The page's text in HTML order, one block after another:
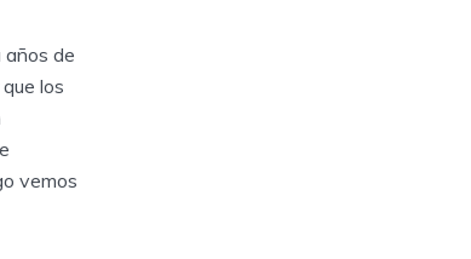
años de
los
vemos